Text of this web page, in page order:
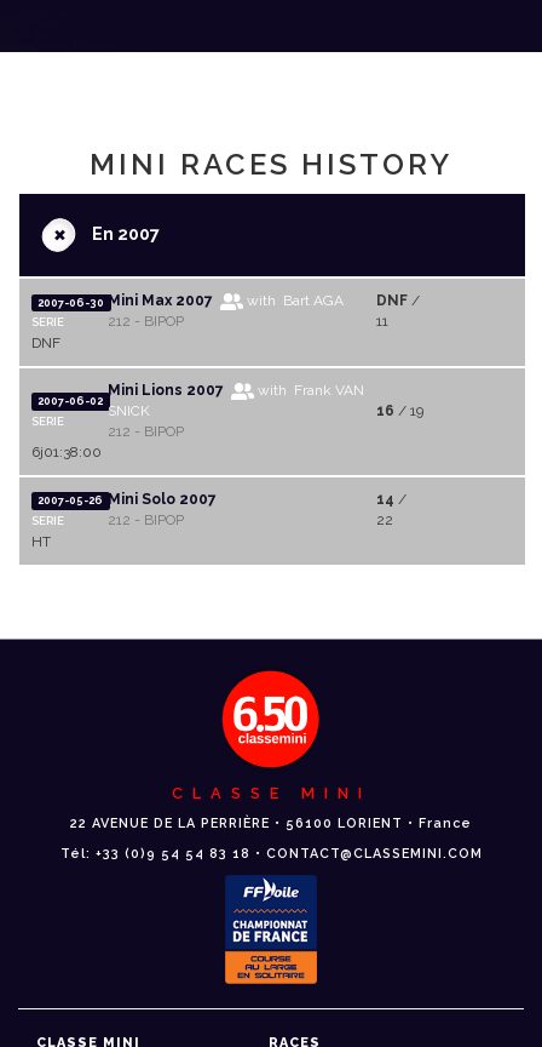
MINI RACES HISTORY
+En 2007
2007-06-30
SERIE
Mini Max 2007
with Bart AGA
212 - BIPOP
DNF/
11
DNF
2007-06-02
SERIE
Mini Lions 2007
with Frank VAN
SNICK
212 - BIPOP
16 / 19
6j01:38:00
2007-05-26
SERIE
Mini Solo 2007
212 - BIPOP
14 /
22
HT
CLASSE MINI
22 AVENUE DE LA PERRIÈRE • 56100 LORIENT • France
Tél: +33 (0)9 54 54 83 18 • CONTACT@CLASSEMINI.COM
CLASSE MINI RACES